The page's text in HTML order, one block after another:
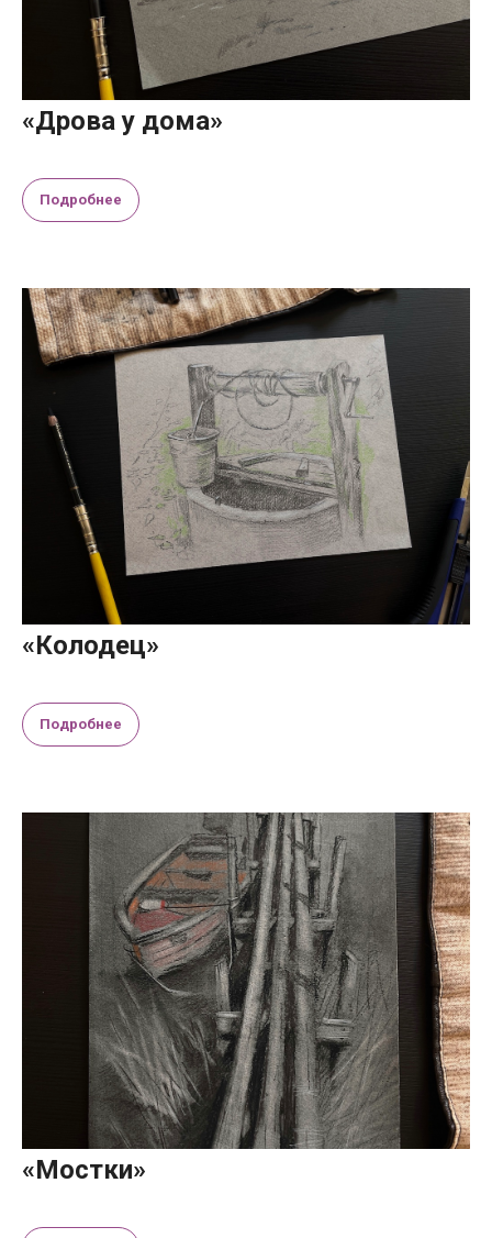
«Дрова у дома»
Подробнее
«Колодец»
Подробнее
«Мостки»